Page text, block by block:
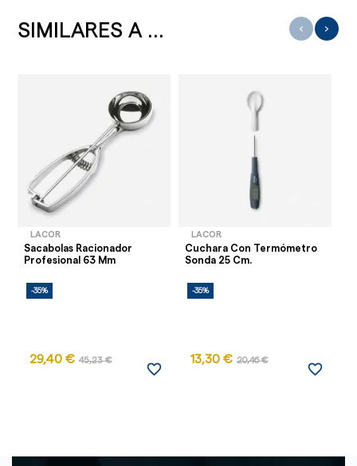
SIMILARES A ...
LACOR
Sacabolas Racionador
Profesional 63 Mm
-35%
29,40 € 45,23 €
favorite_border
LACOR
Cuchara Con Termómetro
Sonda 25 Cm.
-35%
13,30 € 20,46 €
favorite_border
‹ ›